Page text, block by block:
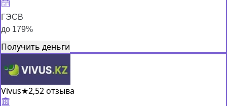
ГЭСВ
до 179%
Получить деньги
Vivus★2,52 отзыва